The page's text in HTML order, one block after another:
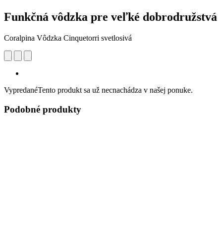
Funkčná vôdzka pre veľké dobrodružstvá
Coralpina Vôdzka Cinquetorri svetlosivá
VypredanéTento produkt sa už necnachádza v našej ponuke.
Podobné produkty